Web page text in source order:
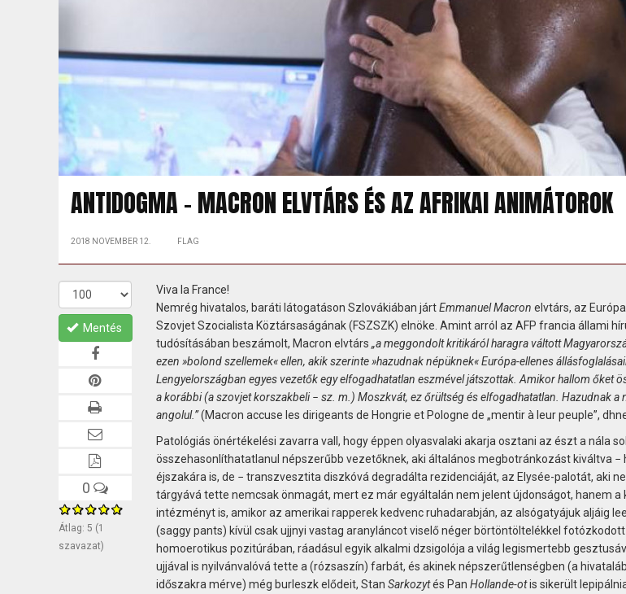
ANTIDOGMA - MACRON ELVTÁRS ÉS AZ AFRIKAI ANIMÁTOROK
2018 NOVEMBER 12. FLAG
Mentés
0
Átlag: 5 (1
szavazat)
Viva la France!
Nemrég hivatalos, baráti látogatáson Szlovákiában jártEmmanuel Macron elvtárs, az
Szovjet Szocialista Köztársaságának (FSZSZK) elnöke. Amint arról az AFP francia állami
tudósításában beszámolt, Macron elvtárs „a meggondolt kritikáról haragra váltott
ezen »bolond szellemek« ellen, akik szerinte »hazudnak népüknek« Európa-ellenes
Lengyelországban egyes vezetők egy elfogadhatatlan eszmével játszottak. Amikor hallom őket
a korábbi (a szovjet korszakbeli − sz. m.) Moszkvát, ez őrültség és elfogadhatatlan. Hazudnak a
angolul.”(Macron accuse les dirigeants de Hongrie et Pologne de „mentir à leur peuple”,
Patológiás önértékelési zavarra vall, hogy éppen olyasvalaki akarja osztani az észt a nála
összehasonlíthatatlanul népszerűbb vezetőknek, aki általános megbotránkozást kiváltva −
éjszakára is, de − transzvesztita diszkóvá degradálta rezidenciáját, az Elysée-palotát, aki
tárgyává tette nemcsak önmagát, mert ez már egyáltalán nem jelent újdonságot, hanem a
intézményt is, amikor az amerikai rapperek kedvenc ruhadarabján, az alsógatyájuk aljáig
(saggy pants) kívül csak ujjnyi vastag aranyláncot viselő néger börtöntöltelékkel
homoerotikus pozitúrában, ráadásul egyik alkalmi dzsigolója a világ legismertebb
ujjával is nyilvánvalóvá tette a (rózsaszín) farbát, és akinek népszerűtlenségben (a
időszakra mérve) még burleszk elődeit, Stan Sarkozytés Pan Hollande-otis sikerült